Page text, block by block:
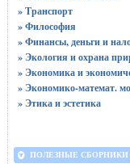
» Транспорт
» Философия
» Финансы, деньги и
» Экология и охрана
» Экономика и
» Экономико-математ.
» Этика и эстетика
ПОЛЕЗНЫЕ СБОРНИКИ